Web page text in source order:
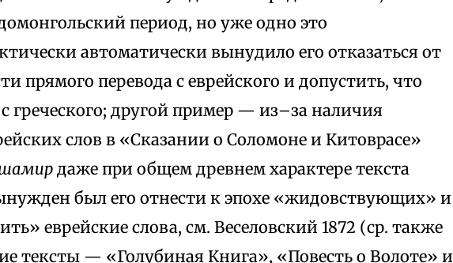
период, но уже одно это
автоматически вынудило его отказаться от
прямого перевода с еврейского и допустить, что
греческого; другой пример — из–за наличия
слов в «Сказании о Соломоне и Китоврасе»
даже при общем древнем характере текста
был его отнести к эпохе «жидовствующих» и
еврейские слова, см. Веселовский 1872 (ср. также
тексты — «Голубиная Книга», «Повесть о Волоте» и